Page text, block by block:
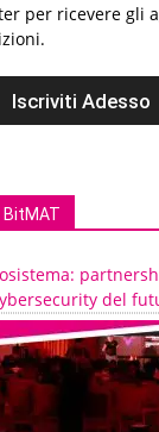
per ricevere gli
BitMAT
del